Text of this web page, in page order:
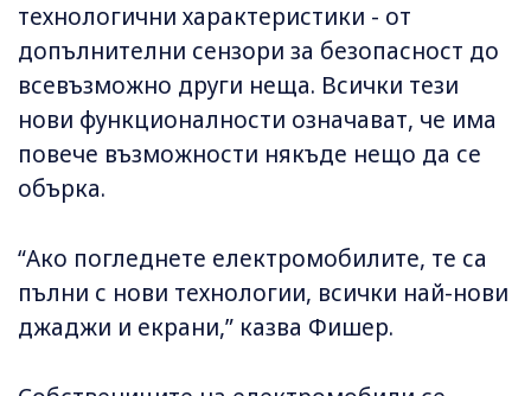
технологични характеристики - от
допълнителни сензори за безопасност до
всевъзможно други неща. Всички тези
нови функционалности означават, че има
повече възможности някъде нещо да се
обърка.
“Ако погледнете електромобилите, те са
пълни с нови технологии, всички най-нови
джаджи и екрани,” казва Фишер.